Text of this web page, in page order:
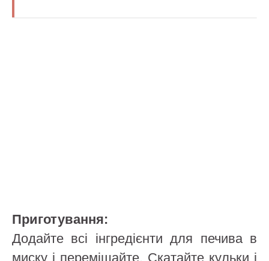
Приготування:
Додайте всі інгредієнти для печива в
миску і перемішайте. Скатайте кульки і